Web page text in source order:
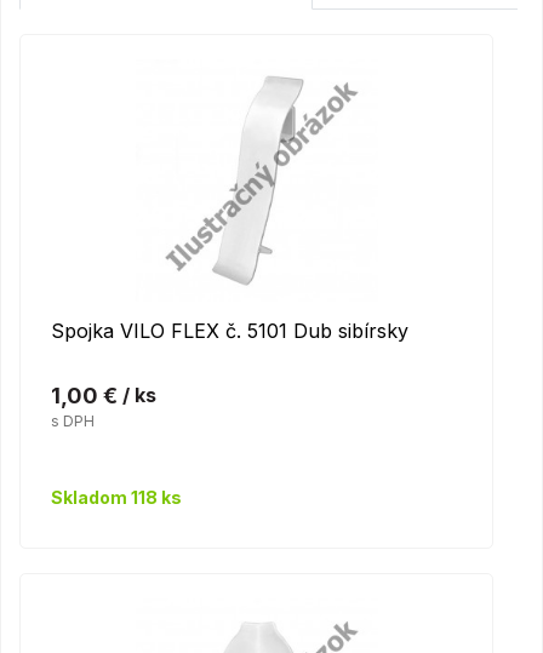
Spojka VILO FLEX č. 5101 Dub sibírsky
1,00 € / ks
s DPH
Skladom 118 ks